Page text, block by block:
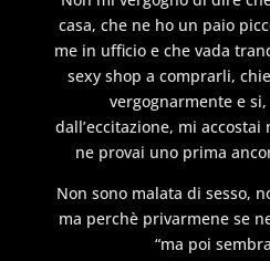
casa, che ne ho un paio
me in ufficio e che vada
sexy shop a comprarli,
vergognarmente e
dall’eccitazione, mi
ne provai uno prima
Non sono malata di sesso,
ma perchè privarmene se
“ma poi